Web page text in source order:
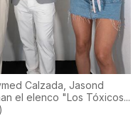
Calzada, Jasond
el elenco "Los Tóxicos...
)